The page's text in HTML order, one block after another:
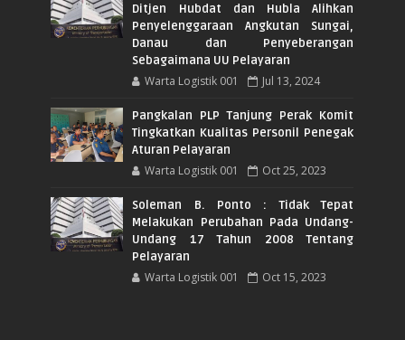
Ditjen Hubdat dan Hubla Alihkan
Penyelenggaraan Angkutan Sungai,
Danau dan Penyeberangan
Sebagaimana UU Pelayaran
Warta Logistik 001 Jul 13, 2024
Pangkalan PLP Tanjung Perak Komit
Tingkatkan Kualitas Personil Penegak
Aturan Pelayaran
Warta Logistik 001 Oct 25, 2023
Soleman B. Ponto : Tidak Tepat
Melakukan Perubahan Pada Undang-
Undang 17 Tahun 2008 Tentang
Pelayaran
Warta Logistik 001 Oct 15, 2023